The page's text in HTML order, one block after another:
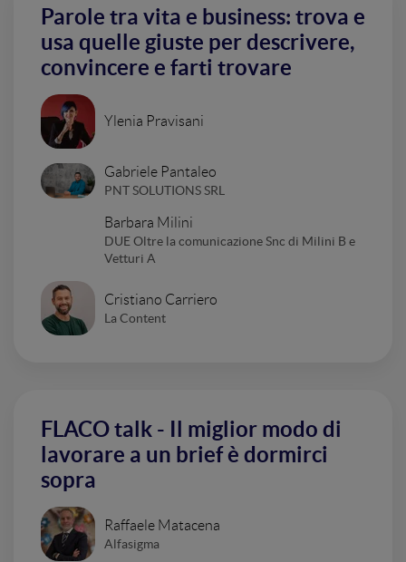
Parole tra vita e business: trova e
usa quelle giuste per descrivere,
convincere e farti trovare
Ylenia Pravisani
Gabriele Pantaleo
PNT SOLUTIONS SRL
Barbara Milini
DUE Oltre la comunicazione Snc di Milini B e
Vetturi A
Cristiano Carriero
La Content
FLACO talk - Il miglior modo di
lavorare a un brief è dormirci
sopra
Raffaele Matacena
Alfasigma